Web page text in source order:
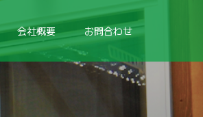
会社概要 お問合わせ